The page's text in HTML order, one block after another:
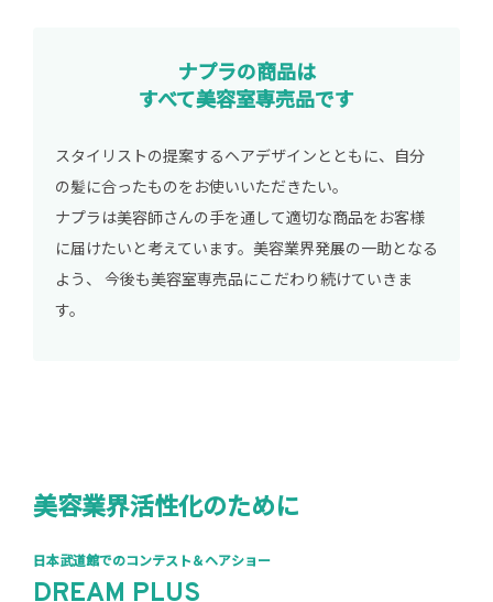
ナプラの商品は
すべて美容室専売品です
スタイリストの提案するヘアデザインとともに、自分
の髪に合ったものをお使いいただきたい。
ナプラは美容師さんの手を通して適切な商品をお客様
に届けたいと考えています。美容業界発展の一助となる
よう、
今後も美容室専売品にこだわり続けていきま
す。
美容業界活性化のために
日本武道館でのコンテスト＆ヘアショー
DREAM PLUS